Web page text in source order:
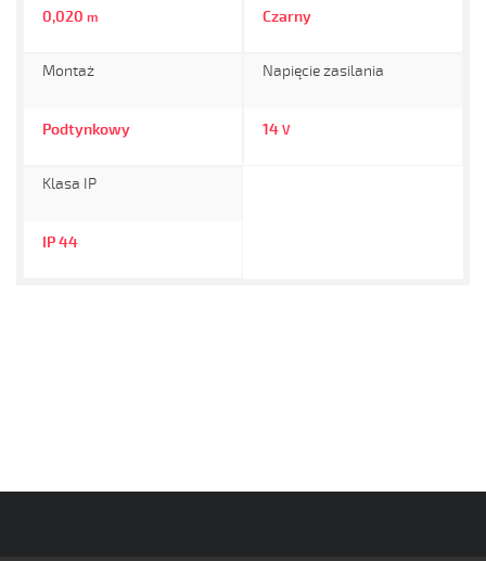
0,020 m Czarny
Montaż
Podtynkowy
Napięcie zasilania
14 V
Klasa IP
IP 44